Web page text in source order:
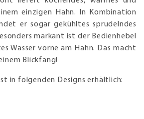
einzigen Hahn. In Kombination
er sogar gekühltes sprudelndes
markant ist der Bedienhebel
Wasser vorne am Hahn. Das macht
Blickfang!
in folgenden Designs erhältlich: